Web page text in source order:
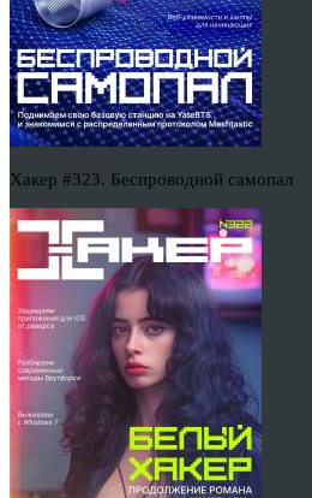
Хакер #323. Беспроводной самопал